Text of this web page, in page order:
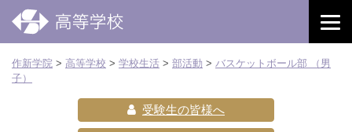
作新学院 > 高等学校 > 学校生活 > 部活動 > バスケットボール部 （男
子）
受験生の皆様へ